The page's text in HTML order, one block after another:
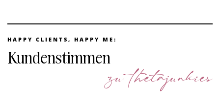
HAPPY CLIENTS, HAPPY ME:
Kundenstimmen
zu thetajunkies